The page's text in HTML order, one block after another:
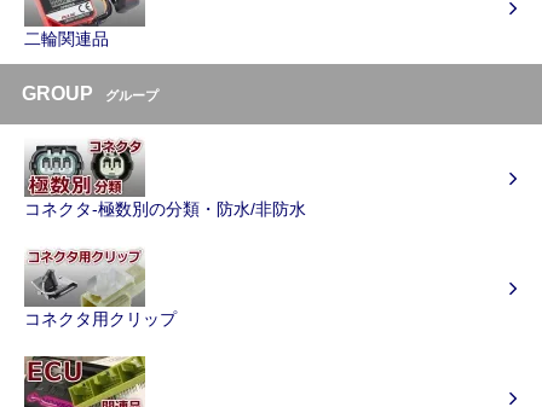
二輪関連品
GROUP グループ
コネクタ-極数別の分類・防水/非防水
コネクタ用クリップ